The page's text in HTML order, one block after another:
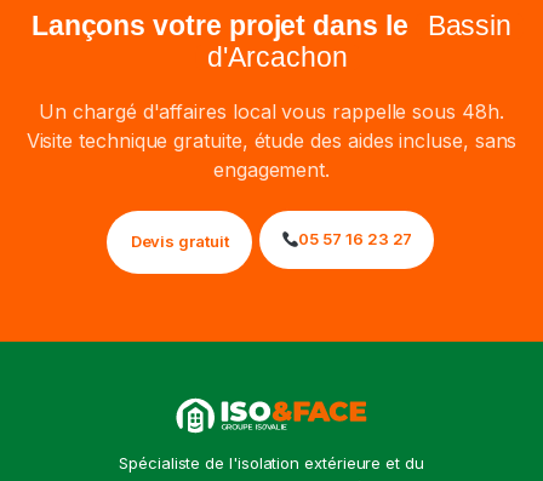
Lançons votre projet dans le
Bassin
d'Arcachon
Un chargé d'affaires local vous rappelle sous 48h.
Visite technique gratuite, étude des aides incluse, sans
engagement.
Devis gratuit 05 57 16 23 27
Spécialiste de l'isolation extérieure et du